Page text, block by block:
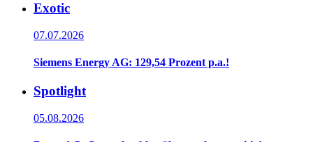
Exotic
07.07.2026
Siemens Energy AG: 129,54 Prozent p.a.!
Spotlight
05.08.2026